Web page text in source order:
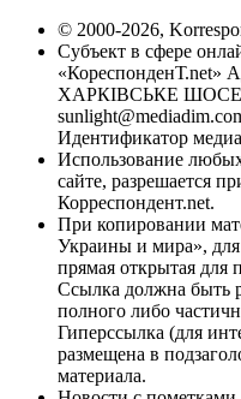
© 2000-2026,
Субъект в сфере
«КореспонденТ.net»
ХАРКІВСЬКЕ ШОСЕ,
Идентификатор
Использование
сайте, разрешается
Корреспондент.net.
При копировании
Украины и мира», для
прямая открытая для
Ссылка должна быть
полного либо
Гиперссылка (для
размещена в
материала.